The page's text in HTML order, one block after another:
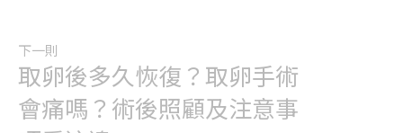
下一則
取卵後多久恢復？取卵手術
會痛嗎？術後照顧及注意事